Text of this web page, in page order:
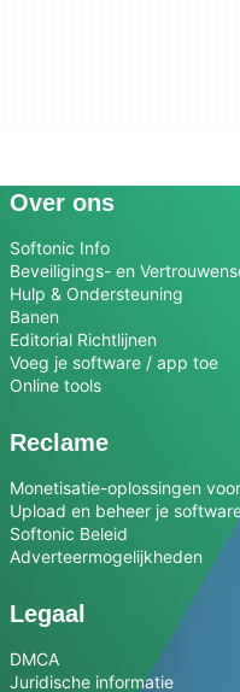
Over ons
Softonic Info
Beveiligings- en
Hulp & Ondersteuning
Banen
Editorial Richtlijnen
Voeg je software / app toe
Online tools
Reclame
Monetisatie-oplossingen
Upload en beheer je
Softonic Beleid
Adverteermogelijkheden
Legaal
DMCA
Juridische informatie